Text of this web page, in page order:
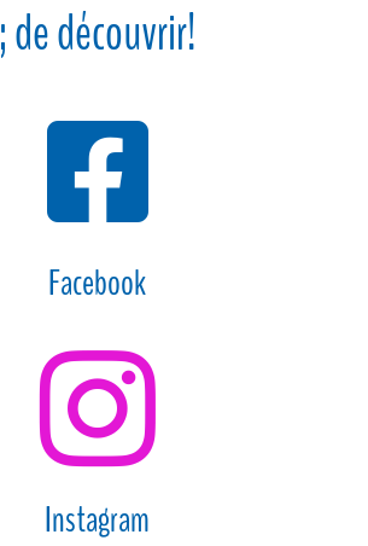
; de découvrir!

Facebook

Instagram